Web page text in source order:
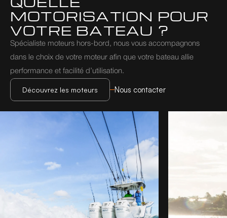
MOTORISATION POUR
VOTRE BATEAU ?
Spécialiste moteurs hors-bord, nous vous accompagnons
dans le choix de votre moteur afin que votre bateau allie
performance et facilité d’utilisation.
Découvrez les moteurs
Découvrez les moteurs
Nous contacter